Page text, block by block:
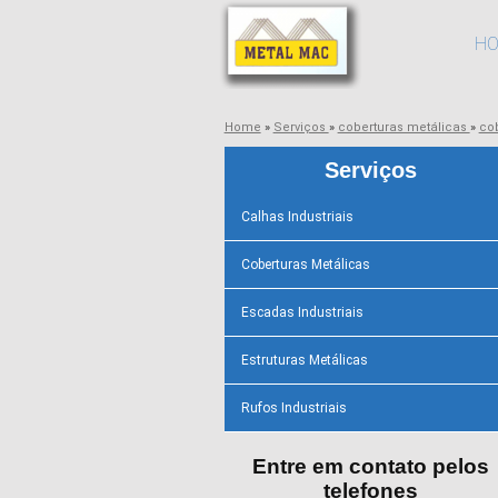
Home » Serviços » coberturas metálicas »
Serviços
Calhas Industriais
Coberturas Metálicas
Escadas Industriais
Estruturas Metálicas
Rufos Industriais
Entre em contato pelos
telefones